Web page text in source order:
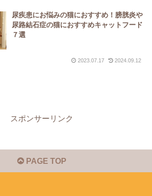
尿疾患にお悩みの猫におすすめ！膀胱炎や
尿路結石症の猫におすすめキャットフード
７選
2023.07.17 2024.09.12
スポンサーリンク
PAGE TOP